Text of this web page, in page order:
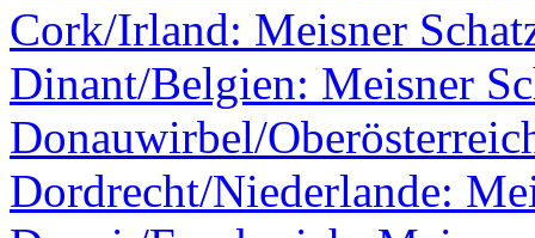
Cork/Irland: Meisner
Dinant/Belgien: Meisner
Donauwirbel/
Dordrecht/Niederlande: